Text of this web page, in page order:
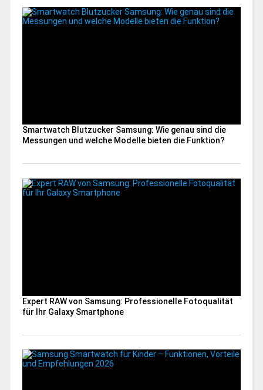
Smartwatch Blutzucker Samsung: Wie genau sind die
Messungen und welche Modelle bieten die Funktion?
Expert RAW von Samsung: Professionelle Fotoqualität
für Ihr Galaxy Smartphone